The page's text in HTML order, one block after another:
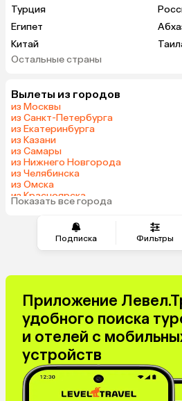
Подписка Фильтры
Турция
Египет
Китай
Вьетнам
Армения
Казахстан
Узбекистан
Катар
Гонконг
Венгрия
Остальные страны
Вылеты из городов
из Москвы
из Санкт-Петербурга
из Екатеринбурга
из Казани
из Самары
из Нижнего Новгорода
из Челябинска
из Омска
из Красноярска
из Волгограда
Показать все города
Приложение
удобного поиска
и отелей с
устройств